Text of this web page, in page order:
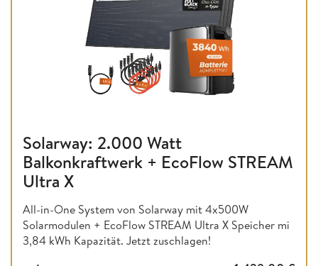
Solarway: 2.000 Watt
Balkonkraftwerk + EcoFlow STREAM
Ultra X
All-in-One System von Solarway mit 4x500W
Solarmodulen + EcoFlow STREAM Ultra X Speicher mi
3,84 kWh Kapazität. Jetzt zuschlagen!